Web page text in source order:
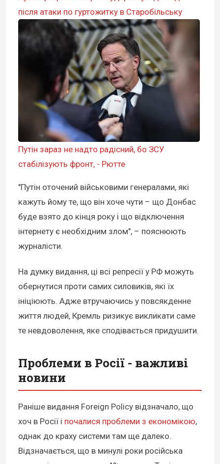
після атаки по гуртожитку в Старобільську
Путін зараз не надто радісний, бо ЗСУ
стабілізують фронт, - Рютте
"Путін оточений військовими генералами, які
кажуть йому те, що він хоче чути – що Донбас
буде взято до кінця року і що відключення
інтернету є необхідним злом", – пояснюють
журналісти.
На думку видання, ці всі репресії у РФ можуть
обернутися проти самих силовиків, які їх
ініціюють. Адже втручаючись у повсякденне
життя людей, Кремль ризикує викликати саме
те невдоволення, яке сподівається придушити.
Проблеми в Росії - важливі
новини
Раніше видання Foreign Policy відзначало, що
хоч в Росії і почалися проблеми з економікою,
однак до краху системи там ще далеко.
Відзначається, що в минулі роки російська